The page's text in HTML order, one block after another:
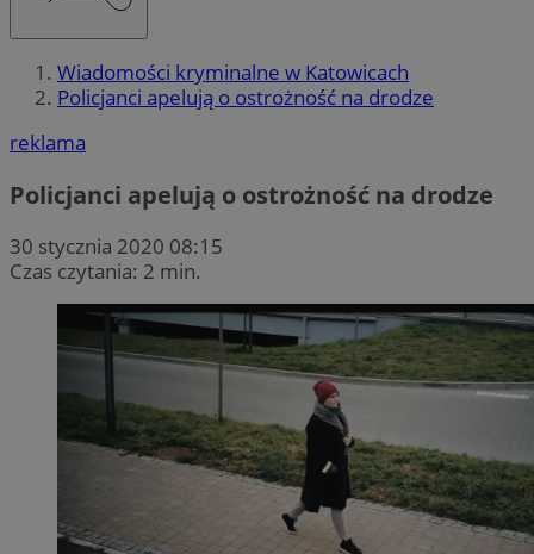
Wiadomości kryminalne w Katowicach
Policjanci apelują o ostrożność na drodze
reklama
Policjanci apelują o ostrożność na drodze
30 stycznia 2020 08:15
Czas czytania: 2 min.